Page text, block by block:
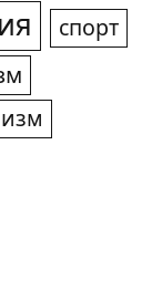
спорт